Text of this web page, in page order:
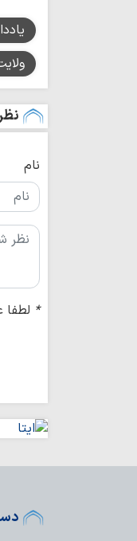
نام
* لطفا